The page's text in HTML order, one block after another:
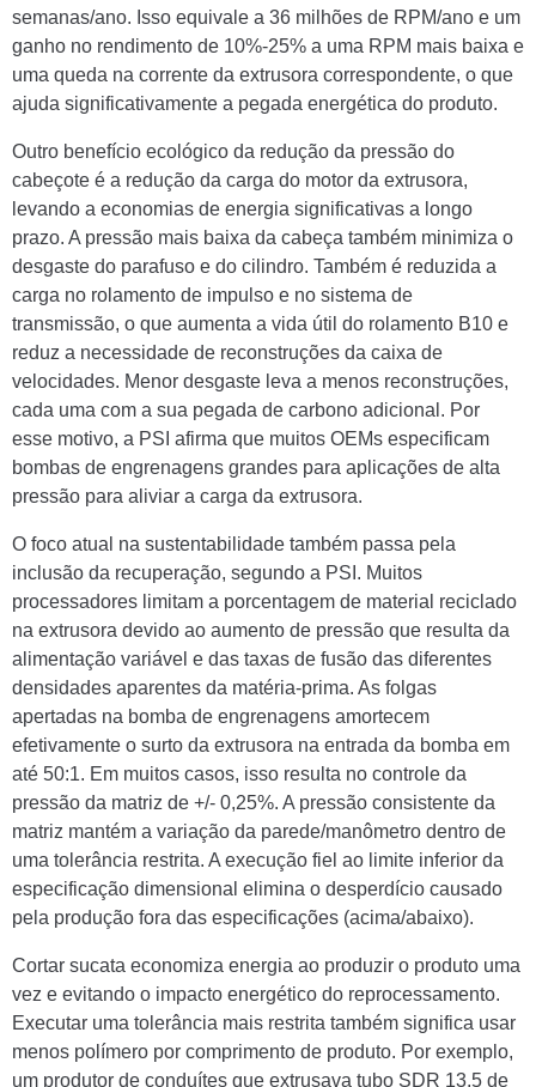
semanas/ano. Isso equivale a 36 milhões de RPM/ano e um
ganho no rendimento de 10%-25% a uma RPM mais baixa e
uma queda na corrente da extrusora correspondente, o que
ajuda significativamente a pegada energética do produto.
Outro benefício ecológico da redução da pressão do
cabeçote é a redução da carga do motor da extrusora,
levando a economias de energia significativas a longo
prazo. A pressão mais baixa da cabeça também minimiza o
desgaste do parafuso e do cilindro. Também é reduzida a
carga no rolamento de impulso e no sistema de
transmissão, o que aumenta a vida útil do rolamento B10 e
reduz a necessidade de reconstruções da caixa de
velocidades. Menor desgaste leva a menos reconstruções,
cada uma com a sua pegada de carbono adicional. Por
esse motivo, a PSI afirma que muitos OEMs especificam
bombas de engrenagens grandes para aplicações de alta
pressão para aliviar a carga da extrusora.
O foco atual na sustentabilidade também passa pela
inclusão da recuperação, segundo a PSI. Muitos
processadores limitam a porcentagem de material reciclado
na extrusora devido ao aumento de pressão que resulta da
alimentação variável e das taxas de fusão das diferentes
densidades aparentes da matéria-prima. As folgas
apertadas na bomba de engrenagens amortecem
efetivamente o surto da extrusora na entrada da bomba em
até 50:1. Em muitos casos, isso resulta no controle da
pressão da matriz de +/- 0,25%. A pressão consistente da
matriz mantém a variação da parede/manômetro dentro de
uma tolerância restrita. A execução fiel ao limite inferior da
especificação dimensional elimina o desperdício causado
pela produção fora das especificações (acima/abaixo).
Cortar sucata economiza energia ao produzir o produto uma
vez e evitando o impacto energético do reprocessamento.
Executar uma tolerância mais restrita também significa usar
menos polímero por comprimento de produto. Por exemplo,
um produtor de conduítes que extrusava tubo SDR 13,5 de